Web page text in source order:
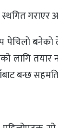
गराएर
पेचिलो
लागि
बन्छ